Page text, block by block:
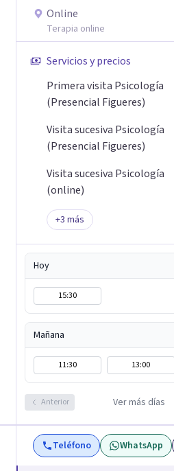
Online
Terapia online
Servicios y precios
Primera visita Psicología
(Presencial Figueres)
Visita sucesiva Psicología
(Presencial Figueres)
Visita sucesiva Psicología
(online)
+3 más
Hoy
15:30
Mañana
11:30 13:00
Anterior Ver más días
Teléfono WhatsApp